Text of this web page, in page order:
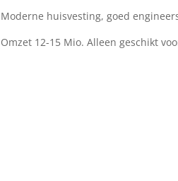
Moderne huisvesting, goed
Omzet 12-15 Mio. Alleen geschikt